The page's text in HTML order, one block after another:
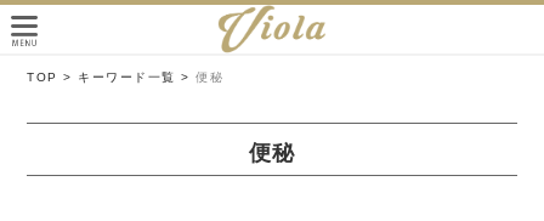
TOP > キーワード一覧 > 便秘
便秘